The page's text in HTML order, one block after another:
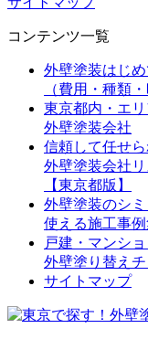
コンテンツ一覧
外壁塗装はじ
（費用・種類
東京都内・エリ
外壁塗装会社
信頼して任せら
外壁塗装会社リ
【東京都版】
外壁塗装のシ
使える施工事
戸建・マンシ
外壁塗り替え
サイトマップ